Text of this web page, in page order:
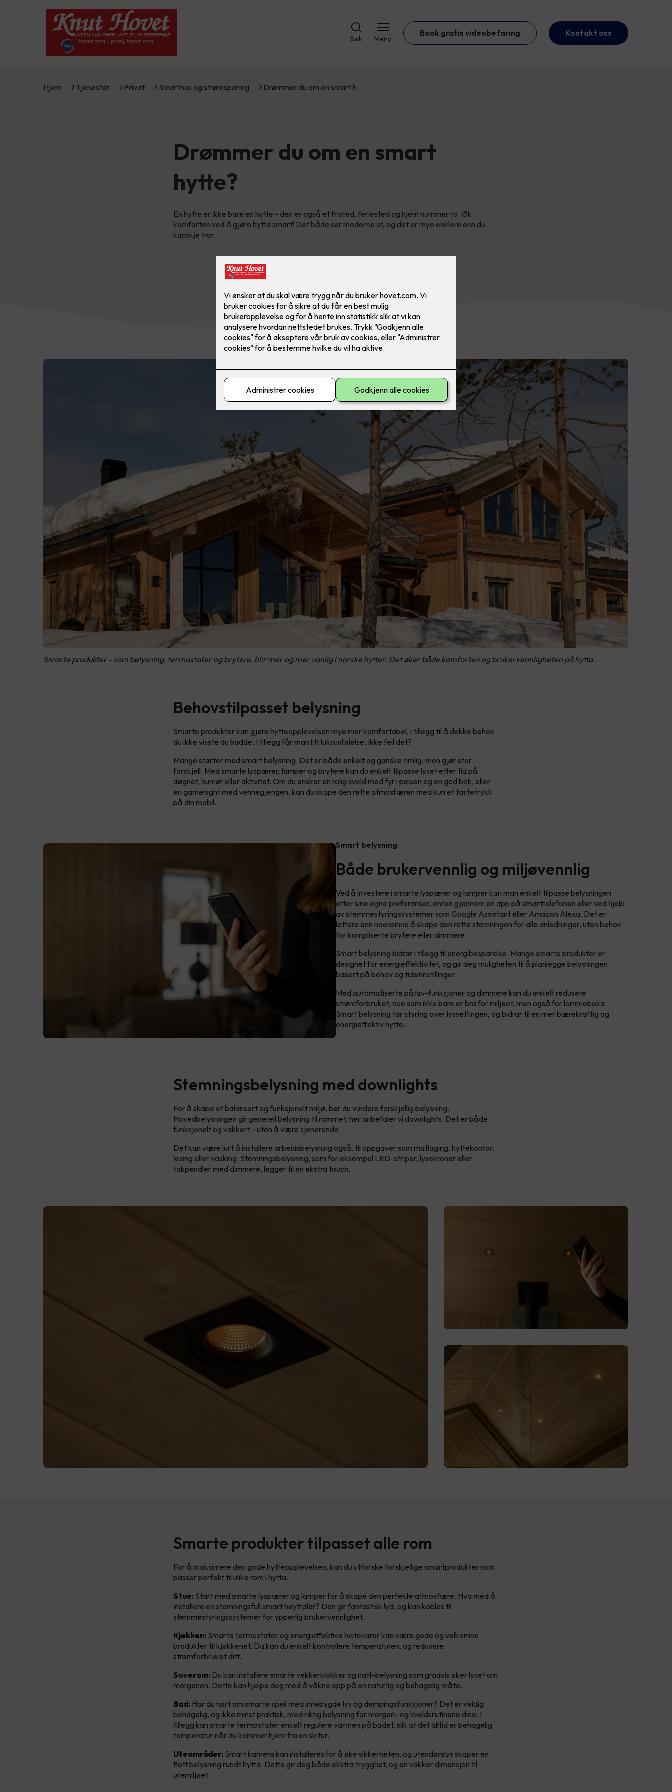
Søk Meny
Book gratis videobefaring Kontakt oss
Hjem Tjenester Privat Smarthus og strømsparing Drømmer du om en smart h…
Drømmer du om en smart
hytte?
En hytte er ikke bare en hytte - den er også et fristed, feriested og hjem nummer to. Øk
komforten ved å gjøre hytta smart! Det både ser moderne ut, og det er mye enklere enn du
kanskje tror.
Smarte produkter - som belysning, termostater og brytere, blir mer og mer vanlig i norske hytter. Det øker både komforten og brukervennligheten på hytta.
Behovstilpasset belysning
Smarte produkter kan gjøre hytteopplevelsen mye mer komfortabel, i tillegg til å dekke behov
du ikke visste du hadde. I tillegg får man litt luksusfølelse. Ikke feil det?
Mange starter med smart belysning. Det er både enkelt og ganske rimlig, men gjør stor
forskjell. Med smarte lyspærer, lamper og brytere kan du enkelt tilpasse lyset etter tid på
døgnet, humør eller aktivitet. Om du ønsker en rolig kveld med fyr i peisen og en god bok, eller
en gamenight med vennegjengen, kan du skape den rette atmosfæren med kun et tastetrykk
på din mobil.
Smart belysning
Både brukervennlig og miljøvennlig
Ved å investere i smarte lyspærer og lamper kan man enkelt tilpasse belysningen
etter sine egne preferanser, enten gjennom en app på smarttelefonen eller ved hjelp
av stemmestyringssystemer som Google Assistant eller Amazon Alexa. Det er
lettere enn noensinne å skape den rette stemningen for alle anledninger, uten behov
for kompliserte brytere eller dimmere.
Smart belysning bidrar i tillegg til energibesparelse. Mange smarte produkter er
designet for energieffektivitet, og gir deg muligheten til å planlegge belysningen
basert på behov og tidsinnstillinger.
Med automatiserte på/av-funksjoner og dimmere kan du enkelt redusere
strømforbruket, noe som ikke bare er bra for miljøet, men også for lommeboka.
Smart belysning tar styring over lyssettingen, og bidrar til en mer bærekraftig og
energieffektiv hytte.
Stemningsbelysning med downlights
For å skape et balansert og funksjonelt miljø, bør du vurdere forskjellig belysning.
Hovedbelysningen gir generell belysning til rommet, her anbefaler vi downlights. Det er både
funksjonelt og vakkert - uten å være sjenerende.
Det kan være lurt å installere arbeidsbelysning også, til oppgaver som matlaging, hyttekontor,
lesing eller vasking. Stemningsbelysning, som for eksempel LED-striper, lysekroner eller
takpendler med dimmere, legger til en ekstra touch.
Smarte produkter tilpasset alle rom
For å maksimere den gode hytteopplevelsen, kan du utforske forskjellige smartprodukter som
passer perfekt til ulike rom i hytta.
Stue: Start med smarte lyspærer og lamper for å skape den perfekte atmosfære. Hva med å
installere en stemningsfull smart høyttaler? Den gir fantastisk lyd, og kan kobles til
stemmestyringssystemer for ypperlig brukervennlighet.
Kjøkken: Smarte termostater og energieffektive hvitevarer kan være gode og velkomne
produkter til kjøkkenet. Da kan du enkelt kontrollere temperaturen, og redusere
strømforbruket ditt.
Soverom: Du kan installere smarte vekkerklokker og natt-belysning som gradvis øker lyset om
morgenen. Dette kan hjelpe deg med å våkne opp på en naturlig og behagelig måte.
Bad: Har du hørt om smarte speil med innebygde lys og dempingsfunksjoner? Det er veldig
behagelig, og ikke minst praktisk, med riktig belysning for morgen- og kveldsrutinene dine. I
tillegg kan smarte termostater enkelt regulere varmen på badet, slik at det alltid er behagelig
temperatur når du kommer hjem fra en skitur.
Uteområder: Smart kamera kan installeres for å øke sikkerheten, og utendørslys skaper en
flott belysning rundt hytta. Dette gir deg både ekstra trygghet, og en vakker dimensjon til
utemiljøet.